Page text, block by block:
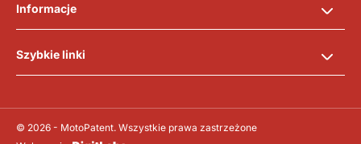
Informacje
Szybkie linki
© 2026 - MotoPatent. Wszystkie prawa zastrzeżone